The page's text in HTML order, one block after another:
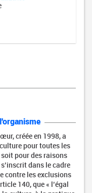
créée en 1998, a
pour toutes les
pour des raisons
dans le cadre
contre les exclusions
140, que « l’égal